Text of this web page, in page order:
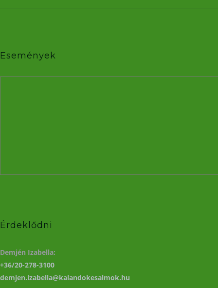
Események
Érdeklődni
Demjén Izabella:
+36/20-278-3100
demjen.izabella@kalandokesalmok.hu